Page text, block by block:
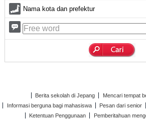
Nama kota dan prefektur
Berita sekolah di Jepang
Mencari tempat
Informasi berguna bagi mahasiswa
Pesan dari senior
Ketentuan Penggunaan
Pemberitahuan